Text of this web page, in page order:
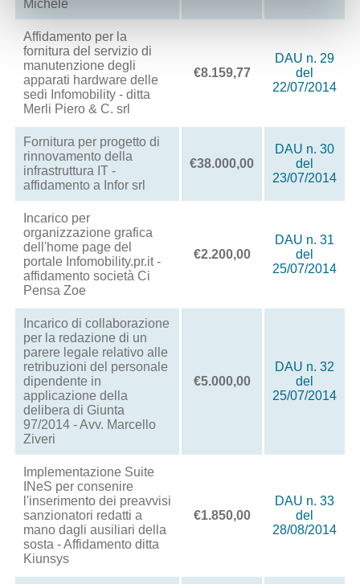
Michele
Affidamento per la
fornitura del servizio di
manutenzione degli
apparati hardware delle
sedi Infomobility - ditta
Merli Piero & C. srl
€8.159,77
DAU n. 29
del
22/07/2014
Fornitura per progetto di
rinnovamento della
infrastruttura IT -
affidamento a Infor srl
€38.000,00
DAU n. 30
del
23/07/2014
Incarico per
organizzazione grafica
dell'home page del
portale Infomobility.pr.it -
affidamento società Ci
Pensa Zoe
€2.200,00
DAU n. 31
del
25/07/2014
Incarico di collaborazione
per la redazione di un
parere legale relativo alle
retribuzioni del personale
dipendente in
applicazione della
delibera di Giunta
97/2014 - Avv. Marcello
Ziveri
€5.000,00
DAU n. 32
del
25/07/2014
Implementazione Suite
INeS per consenire
l'inserimento dei preavvisi
sanzionatori redatti a
mano dagli ausiliari della
sosta - Affidamento ditta
Kiunsys
€1.850,00
DAU n. 33
del
28/08/2014